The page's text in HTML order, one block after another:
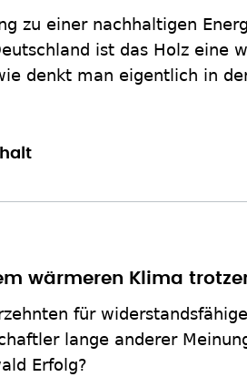
zu einer nachhaltigen
ist das Holz eine
denkt man eigentlich in
wärmeren Klima
für
lange anderer
Erfolg?